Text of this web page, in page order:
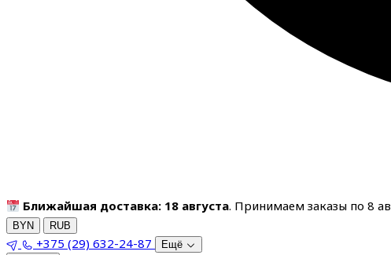
Ближайшая доставка: 18 августа. Принимаем заказы по 8
BYN RUB
+375 (29) 632-24-87 Ещё